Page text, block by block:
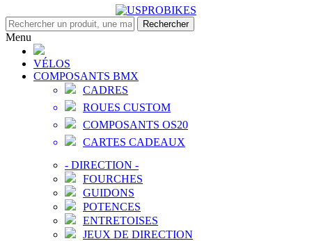
Rechercher
Menu
VÉLOS
COMPOSANTS BMX
CADRES
ROUES CUSTOM
COMPOSANTS OS20
CARTES CADEAUX
- DIRECTION -
FOURCHES
GUIDONS
POTENCES
ENTRETOISES
JEUX DE DIRECTION